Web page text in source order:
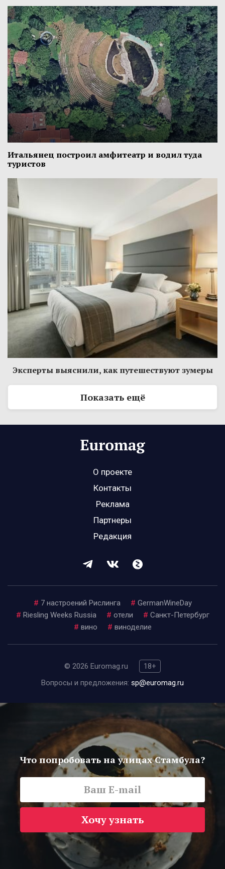
Итальянец построил амфитеатр и водил туда
туристов
Эксперты выяснили, как путешествуют зумеры
Показать ещё
О проекте
Контакты
Реклама
Партнеры
Редакция
# 7 настроений Рислинга # GermanWineDay
# Riesling Weeks Russia # отели # Санкт-Петербург
# вино # виноделие
© 2026 Euromag.ru
18+
Вопросы и предложения: sp@euromag.ru
Что попробовать на улицах Стамбула?
Хочу узнать